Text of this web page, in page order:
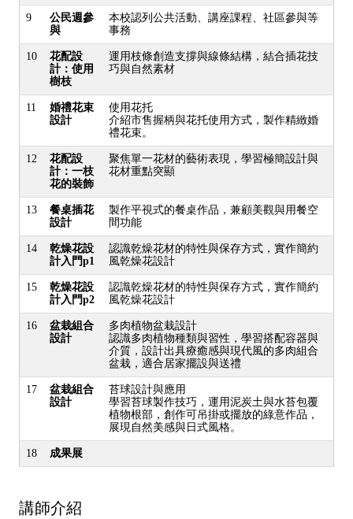
9
公民週參
與
本校認列公共活動、講座課程、社區參與等
事務
10
花配設
計：使用
樹枝
運用枝條創造支撐與線條結構，結合插花技
巧與自然素材
11
婚禮花束
設計
使用花托
介紹市售握柄與花托使用方式，製作精緻婚
禮花束。
12
花配設
計：一枝
花的裝飾
聚焦單一花材的藝術表現，學習極簡設計與
花材重點突顯
13
餐桌插花
設計
製作平視式的餐桌作品，兼顧美觀與用餐空
間功能
14
乾燥花設
計入門p1
認識乾燥花材的特性與保存方式，實作簡約
風乾燥花設計
15
乾燥花設
計入門p2
認識乾燥花材的特性與保存方式，實作簡約
風乾燥花設計
16
盆栽組合
設計
多肉植物盆栽設計
認識多肉植物種類與習性，學習搭配容器與
介質，設計出具療癒感與現代風的多肉組合
盆栽，適合居家擺設與送禮
17
盆栽組合
設計
苔球設計與應用
學習苔球製作技巧，運用泥炭土與水苔包覆
植物根部，創作可吊掛或擺放的綠意作品，
展現自然美感與日式風格。
18 成果展
講師介紹